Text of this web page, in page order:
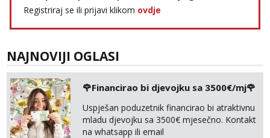
Registriraj se ili prijavi klikom ovdje
NAJNOVIJI OGLASI
🌹Financirao bi djevojku sa 3500€/mj🌹
Uspješan poduzetnik financirao bi atraktivnu
mladu djevojku sa 3500€ mjesečno. Kontakt
na whatsapp ili email